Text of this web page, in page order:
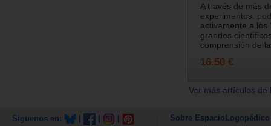
A través de más
experimentos,
activamente a los
grandes
comprensión de
16.50 €
Ver más artículos
Síguenos en: Sobre EspacioLogopédico